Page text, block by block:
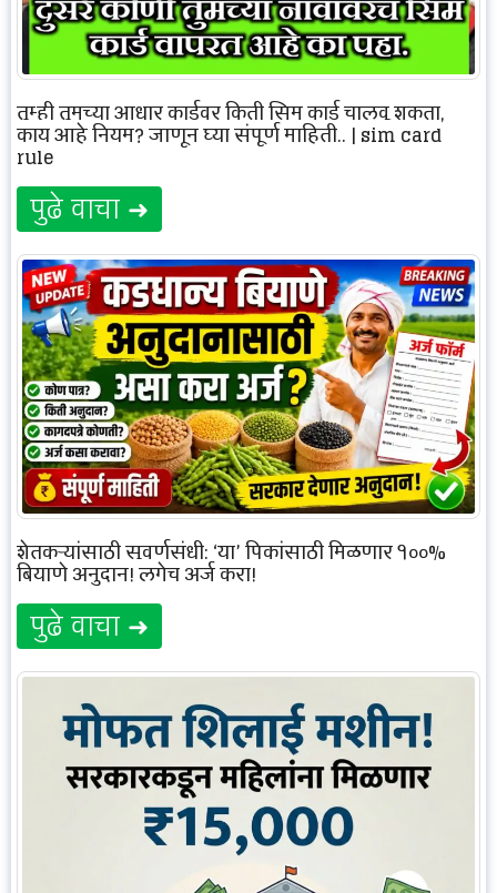
तुम्ही तुमच्या आधार कार्डवर किती सिम कार्ड चालवू शकता,
काय आहे नियम? जाणून घ्या संपूर्ण माहिती.. | sim card
rule
पुढे वाचा ➜
शेतकऱ्यांसाठी सुवर्णसंधी: ‘या’ पिकांसाठी मिळणार १००%
बियाणे अनुदान! लगेच अर्ज करा!
पुढे वाचा ➜